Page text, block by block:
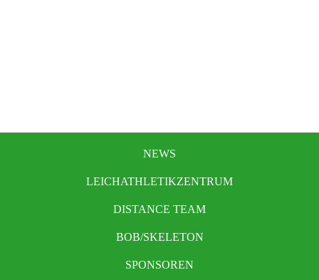
NEWS
LEICHATHLETIKZENTRUM
DISTANCE TEAM
BOB/SKELETON
SPONSOREN